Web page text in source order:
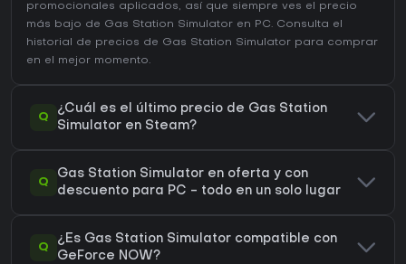
promocionales aplicados, así que siempre ves el precio
más bajo de Gas Station Simulator en PC. Consulta el
historial de precios de Gas Station Simulator para comprar
en el mejor momento.
Q
¿Cuál es el último precio de Gas Station
Simulator en Steam?
Q
Gas Station Simulator en oferta y con
descuento para PC - todo en un solo lugar
Q
¿Es Gas Station Simulator compatible con
GeForce NOW?